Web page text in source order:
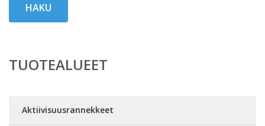
HAKU
TUOTEALUEET
Aktiivisuusrannekkeet